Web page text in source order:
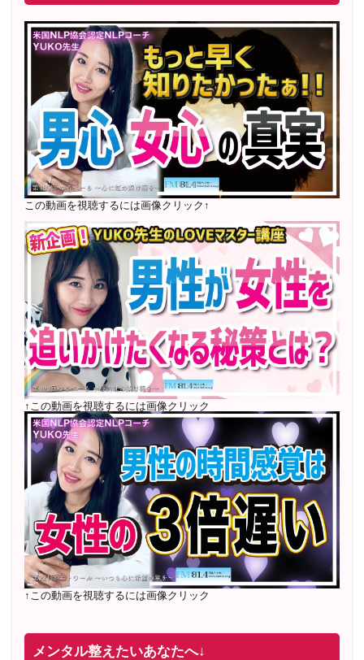
2025年5月〜 FMラジオ79.9「LOVEマスター講座」準
レギュラー出演中！
2023年12月〜 FM81.4ラジオFMハイホー「LOVEマス
ター講座」準レギュラー出演中！
〜2025年5月 個別セッション相談実績 1500名越え
2022年6月〜24年7月 自己肯定感を高めるメールレッス
ン1000名以上参加
〜2024年7月 恋愛テキスト動画セット販売実績
2022年7月〜12月 グループセッション開始 限定10名
様 随時満席
2022年4月 米国NLP協会認定NLPコーチ及び日本NLP能
力開発協会認定NLPコーチ資格取得
この動画を視聴するには画像クリック↑
↑この動画を視聴するには画像クリック
↑この動画を視聴するには画像クリック
メンタル整えたいあなたへ↓